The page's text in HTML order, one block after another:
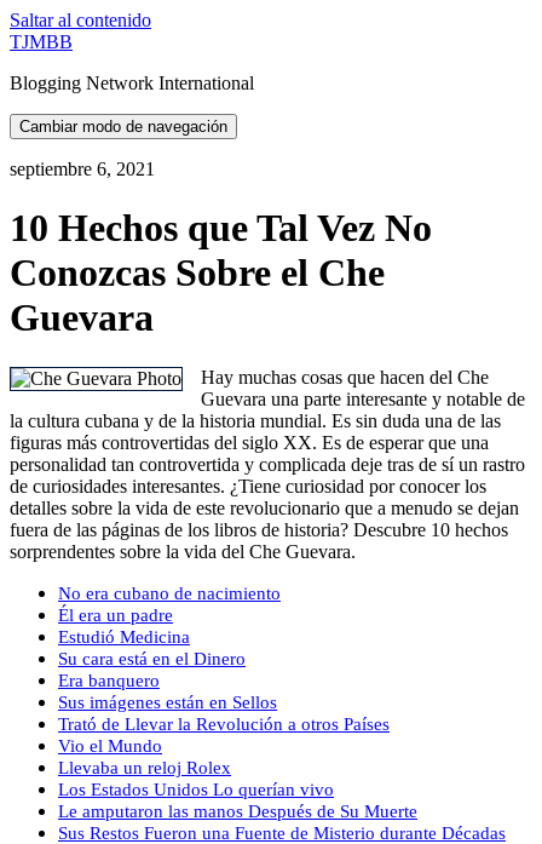
Saltar al contenido
TJMBB
Blogging Network International
Cambiar modo de navegación
septiembre 6, 2021
10 Hechos que Tal Vez No
Conozcas Sobre el Che
Guevara
Hay muchas cosas que hacen del Che
Guevara una parte interesante y notable de
la cultura cubana y de la historia mundial. Es sin duda una de las
figuras más controvertidas del siglo XX. Es de esperar que una
personalidad tan controvertida y complicada deje tras de sí un rastro
de curiosidades interesantes. ¿Tiene curiosidad por conocer los
detalles sobre la vida de este revolucionario que a menudo se dejan
fuera de las páginas de los libros de historia? Descubre 10 hechos
sorprendentes sobre la vida del Che Guevara.
No era cubano de nacimiento
Él era un padre
Estudió Medicina
Su cara está en el Dinero
Era banquero
Sus imágenes están en Sellos
Trató de Llevar la Revolución a otros Países
Vio el Mundo
Llevaba un reloj Rolex
Los Estados Unidos Lo querían vivo
Le amputaron las manos Después de Su Muerte
Sus Restos Fueron una Fuente de Misterio durante Décadas